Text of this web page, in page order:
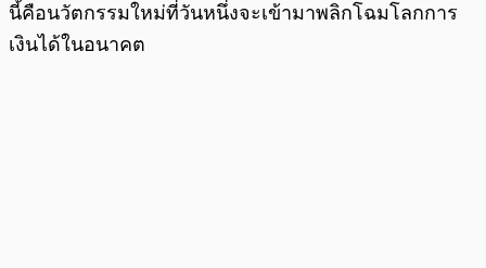
นี้คือนวัตกรรมใหม่ที่วันหนึ่งจะเข้ามาพลิกโฉมโลกการ
เงินได้ในอนาคต